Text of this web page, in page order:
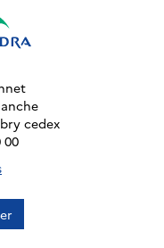
cedex
00